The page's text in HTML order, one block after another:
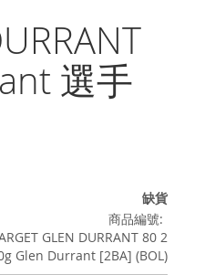
選手
缺貨
商品編號
GLEN DURRANT 80 2
Glen Durrant [2BA] (BOL)